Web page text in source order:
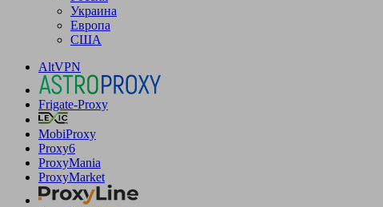
Украина
Европа
США
AltVPN
Frigate-Proxy
MobiProxy
Proxy6
ProxyMania
ProxyMarket